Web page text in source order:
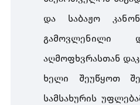
და საბაჟო
გამოვლენილი
აღმოფხვრასთან
ხელი შეუწყოთ
სამსახურის